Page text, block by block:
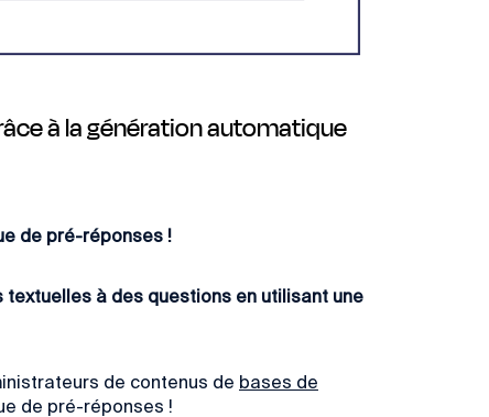
à la génération automatique
de pré-réponses !
à des questions en utilisant une
de contenus de bases de
de pré-réponses !